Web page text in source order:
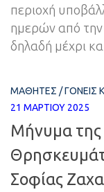
περιοχή
ημερών από
δηλαδή μέχρι
ΜΑΘΗΤΈΣ /ΓΟΝΕΊΣ
21 ΜΑΡΤΊΟΥ 2025
Μήνυμα της
Σοφίας